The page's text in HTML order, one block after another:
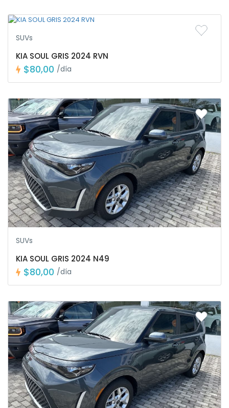
SUVs
KIA SOUL GRIS 2024 RVN
$80,00 /día
SUVs
KIA SOUL GRIS 2024 N49
$80,00 /día